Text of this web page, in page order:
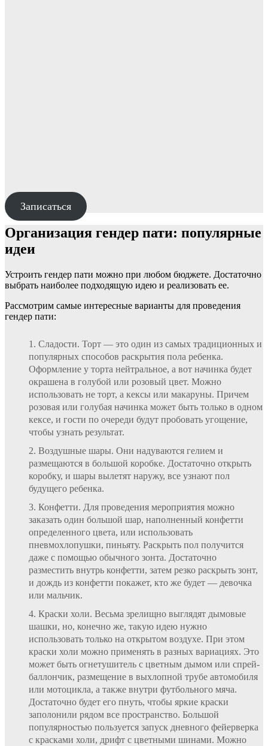
Записаться
Организация гендер пати: популярные
идеи
Устроить гендер пати можно при любом бюджете. Достаточно
выбрать наиболее подходящую идею и реализовать ее.
Рассмотрим самые интересные варианты для проведения
гендер пати:
Сладости. Торт — это один из самых традиционных и
популярных способов раскрытия пола ребенка.
Оформление у торта нейтральное, а вот начинка будет
окрашена в голубой или розовый цвет. Можно
использовать не торт, а кексы или макаруны. Причем
розовая или голубая начинка может быть только в одном
кексе, и гости по очереди будут пробовать угощение,
чтобы узнать результат.
Воздушные шары. Они надуваются гелием и
размещаются в большой коробке. Достаточно открыть
коробку, и шары вылетят наружу, все узнают пол
будущего ребенка.
Конфетти. Для проведения мероприятия можно
заказать один большой шар, наполненный конфетти
определенного цвета, или использовать
пневмохлопушки, пиньяту. Раскрыть пол получится
даже с помощью обычного зонта. Достаточно
разместить внутрь конфетти, затем резко раскрыть зонт,
и дождь из конфетти покажет, кто же будет — девочка
или мальчик.
Краски холи. Весьма зрелищно выглядят дымовые
шашки, но, конечно же, такую идею нужно
использовать только на открытом воздухе. При этом
краски холи можно применять в разных вариациях. Это
может быть огнетушитель с цветным дымом или спрей-
баллончик, размещение в выхлопной трубе автомобиля
или мотоцикла, а также внутри футбольного мяча.
Достаточно будет его пнуть, чтобы яркие краски
заполонили рядом все пространство. Большой
популярностью пользуется запуск дневного фейерверка
с красками холи, дрифт с цветными шинами. Можно